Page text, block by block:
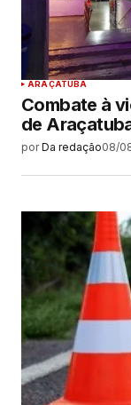
ARAÇATUBA
Combate à
de
por Da redação08/